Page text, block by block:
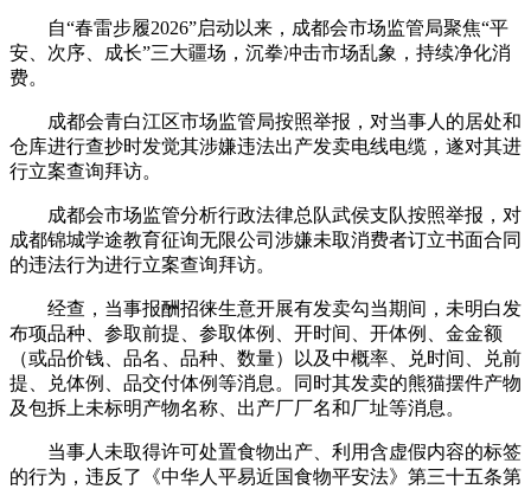
自“春雷步履2026”启动以来，成都会市场监管局聚焦“平
安、次序、成长”三大疆场，沉拳冲击市场乱象，持续净化消
费。
成都会青白江区市场监管局按照举报，对当事人的居处和
仓库进行查抄时发觉其涉嫌违法出产发卖电线电缆，遂对其进
行立案查询拜访。
成都会市场监管分析行政法律总队武侯支队按照举报，对
成都锦城学途教育征询无限公司涉嫌未取消费者订立书面合同
的违法行为进行立案查询拜访。
经查，当事报酬招徕生意开展有发卖勾当期间，未明白发
布项品种、参取前提、参取体例、开时间、开体例、金金额
（或品价钱、品名、品种、数量）以及中概率、兑时间、兑前
提、兑体例、品交付体例等消息。同时其发卖的熊猫摆件产物
及包拆上未标明产物名称、出产厂厂名和厂址等消息。
当事人未取得许可处置食物出产、利用含虚假内容的标签
的行为，违反了《中华人平易近国食物平安法》第三十五条第